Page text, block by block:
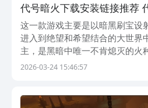
代号暗火下载安装链接推荐
版在哪下载
这一款游戏主要是以暗黑刷宝设
进入到绝望和希望结合的大世界
主，是黑暗中唯一不肯熄灭的火
火下载地址。大家可以先关注以
地...
2026-03-24 15:46:57